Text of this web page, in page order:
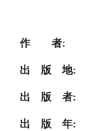
作 者:
出 版 地:
出 版 者:
出 版 年: